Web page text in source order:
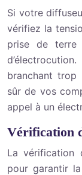
Si votre
vérifiez la
prise de terre
branchant trop
sûr de vos
appel à un
Vérification
La vérification
pour garantir